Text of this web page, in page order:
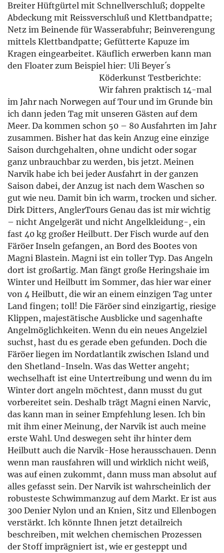
Breiter Hüftgürtel mit Schnellverschluß; doppelte
Abdeckung mit Reissverschluß und Klettbandpatte;
Netz im Beinende für Wasserabfuhr; Beinverengung
mittels Klettbandpatte; Gefütterte Kapuze im
Kragen eingearbeitet. Käuflich erwerben kann man
den Floater zum Beispiel hier: Uli Beyer´s
Köderkunst Testberichte:
Wir fahren praktisch 14-mal
im Jahr nach Norwegen auf Tour und im Grunde bin
ich dann jeden Tag mit unseren Gästen auf dem
Meer. Da kommen schon 50 – 80 Ausfahrten im Jahr
zusammen. Bisher hat das kein Anzug eine einzige
Saison durchgehalten, ohne undicht oder sogar
ganz unbrauchbar zu werden, bis jetzt. Meinen
Narvik habe ich bei jeder Ausfahrt in der ganzen
Saison dabei, der Anzug ist nach dem Waschen so
gut wie neu. Damit bin ich warm, trocken und sicher.
Dirk Ditters, AnglerTours Genau das ist mir wichtig
– nicht Angelgerät und nicht Angelkleidung-, ein
fast 40 kg großer Heilbutt. Der Fisch wurde auf den
Färöer Inseln gefangen, an Bord des Bootes von
Magni Blastein. Magni ist ein toller Typ. Das Angeln
dort ist großartig. Man fängt große Heringshaie im
Winter und Heilbutt im Sommer, das hier war einer
von 4 Heilbutt, die wir an einem einzigen Tag unter
Land fingen; toll! Die Färöer sind einzigartig, riesige
Klippen, majestätische Ausblicke und sagenhafte
Angelmöglichkeiten. Wenn du ein neues Angelziel
suchst, hast du es gerade eben gefunden. Doch die
Färöer liegen im Nordatlantik zwischen Island und
den Shetland-Inseln. Was das Wetter angeht;
wechselhaft ist eine Untertreibung und wenn du im
Winter dort angeln möchtest, dann musst du gut
vorbereitet sein. Deshalb trägt Magni einen Narvic,
das kann man in seiner Empfehlung lesen. Ich bin
mit ihm einer Meinung, der Narvik ist auch meine
erste Wahl. Und deswegen seht ihr hinter dem
Heilbutt auch die Narvik-Hose herausschauen. Denn
wenn man rausfahren will und wirklich nicht weiß,
was auf einen zukommt, dann muss man absolut auf
alles gefasst sein. Der Narvik ist wahrscheinlich der
robusteste Schwimmanzug auf dem Markt. Er ist aus
300 Denier Nylon und an Knien, Sitz und Ellenbogen
verstärkt. Ich könnte Ihnen jetzt detailreich
beschreiben, mit welchen chemischen Prozessen
der Stoff imprägniert ist, wie er gesteppt und